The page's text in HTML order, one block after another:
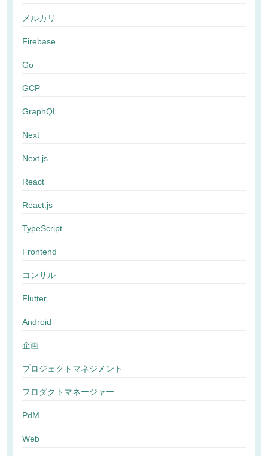
メルカリ
Firebase
Go
GCP
GraphQL
Next
Next.js
React
React.js
TypeScript
Frontend
コンサル
Flutter
Android
企画
プロジェクトマネジメント
プロダクトマネージャー
PdM
Web